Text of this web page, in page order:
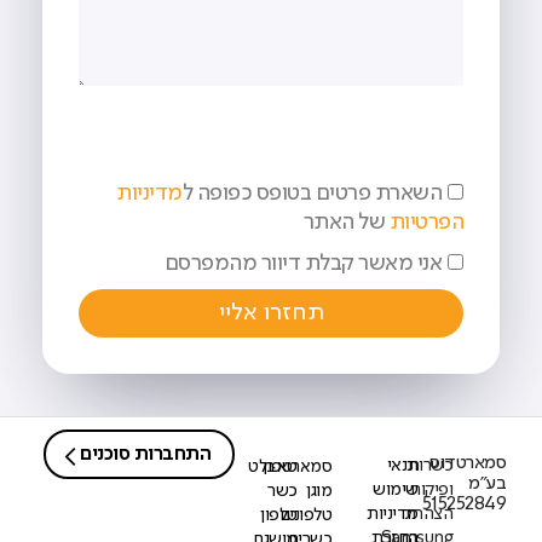
השארת פרטים בטופס כפופה למדיניות
הפרטיות של האתר
אני מאשר קבלת דיוור מהמפרסם
תחזרו אליי
סמארטדוס
בע"מ
515252849
כשרות
ופיקוח
הצהרת
תנאי
שימוש
מדיניות
סמארטפון
מוגן
טלפונים
טאבלט
כשר
טלפון
התחברות סוכנים